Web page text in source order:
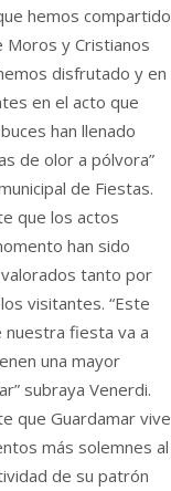
hemos compartido
Moros y Cristianos
disfrutado y en
en el acto que
han llenado
de olor a pólvora”
de Fiestas.
que los actos
han sido
tanto por
visitantes. “Este
nuestra fiesta va a
una mayor
subraya Venerdi.
que Guardamar vive
más solemnes al
de su patrón